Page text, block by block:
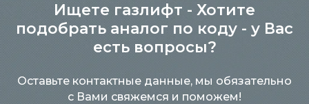
Ищете газлифт - Хотите
подобрать аналог по коду - у Вас
есть вопросы?
Оставьте контактные данные, мы обязательно
с Вами свяжемся и поможем!